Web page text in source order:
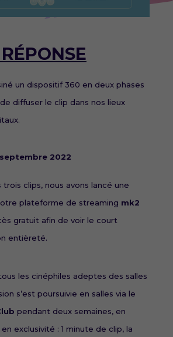
un dispositif 360 en deux phases
diffuser le clip dans nos lieux
septembre 2022
clips, nous avons lancé une
plateforme de streaming mk2
gratuit afin de voir le court
entièreté.
les cinéphiles adeptes des salles
s’est poursuivie en salles via le
pendant deux semaines, en
exclusivité : 1 minute de clip, la